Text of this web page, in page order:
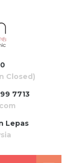
Closed)
7713
Lepas